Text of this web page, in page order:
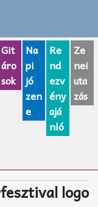
Git
áro
sok
Na
pi
jó
zen
e
Re
nd
ezv
ény
ajá
nló
Ze
nei
uta
zás
logo